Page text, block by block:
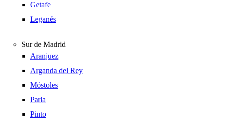
Getafe
Leganés
Sur de Madrid
Aranjuez
Arganda del Rey
Móstoles
Parla
Pinto